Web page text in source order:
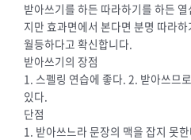
받아쓰기를 하든 따라하기를 하든
지만 효과면에서 본다면 분명 따라하
월등하다고 확신합니다.
받아쓰기의 장점
1. 스펠링 연습에 좋다. 2. 받아쓰므
있다.
단점
1. 받아쓰느라 문장의 맥을 잡지 못